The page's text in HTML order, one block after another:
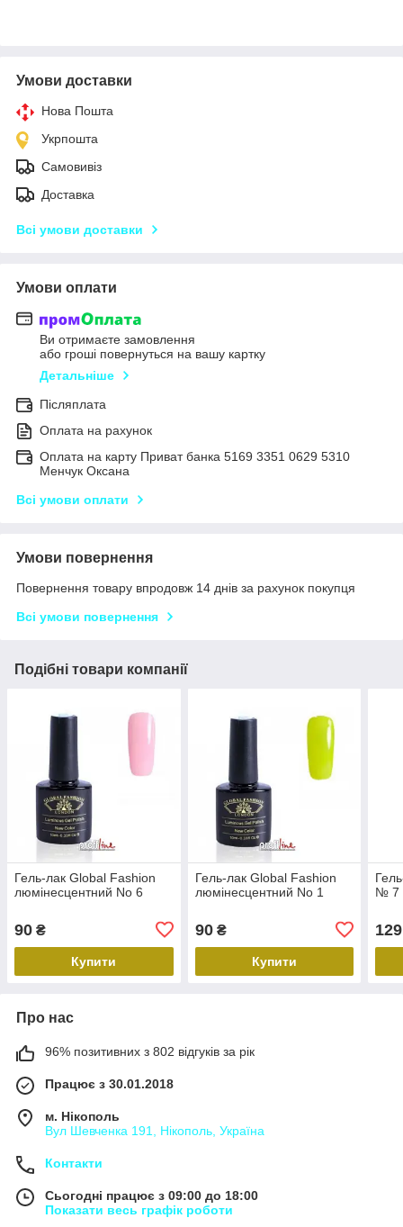
Умови доставки
Нова Пошта
Укрпошта
Самовивіз
Доставка
Всі умови доставки
Умови оплати
Ви отримаєте замовлення
або гроші повернуться на вашу картку
Детальніше
Післяплата
Оплата на рахунок
Оплата на карту Приват банка 5169 3351 0629 5310
Менчук Оксана
Всі умови оплати
Умови повернення
Повернення товару впродовж 14 днів за рахунок покупця
Всі умови повернення
Подібні товари компанії
Гель-лак Global Fashion
люмінесцентний No 6
90 ₴
Купити
Гель-лак Global Fashion
люмінесцентний No 1
90₴
Купити
№ 7
129
Про нас
96% позитивних з 802 відгуків за рік
Працює з 30.01.2018
м. Нікополь
Вул Шевченка 191, Нікополь, Україна
Контакти
Сьогодні працює з 09:00 до 18:00
Показати весь графік роботи